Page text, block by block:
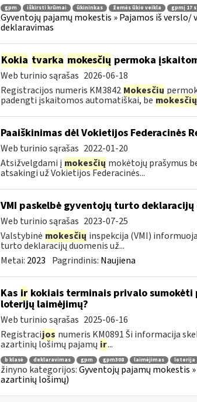
gpm iškirsti krūmai ūkininkas žemės ūkio veikla gpmį 17
Gyventojų pajamų mokestis » Pajamos iš verslo/
deklaravimas
Kokia tvarka mokesčių permoka
Web turinio sąrašas 2026-06-18
Registracijos numeris KM3842 Mokesčių
padengti įskaitomos automatiškai, bemokesčių
Paaiškinimas dėl Vokietijos Federacinės
Web turinio sąrašas 2022-01-20
Atsižvelgdami į mokesčių mokėtojų prašymus
atsakingi už Vokietijos Federacinės...
VMI paskelbė gyventojų turto deklaracijų
Web turinio sąrašas 2023-07-25
Valstybinė mokesčių inspekcija (VMI)
turto deklaracijų duomenis už...
Metai: 2023 Pagrindinis: Naujiena
Kas irkokiais terminais privalo sumokėti
loterijų laimėjimų?
Web turinio sąrašas 2025-06-16
Registracijos numeris KM0891 Ši informacija
azartinių lošimų pajamų ir...
b klasė deklaravimas gpm gpm308 laimėjimas loterija
žinyno kategorijos:Gyventojų pajamų mokestis
azartinių lošimų)